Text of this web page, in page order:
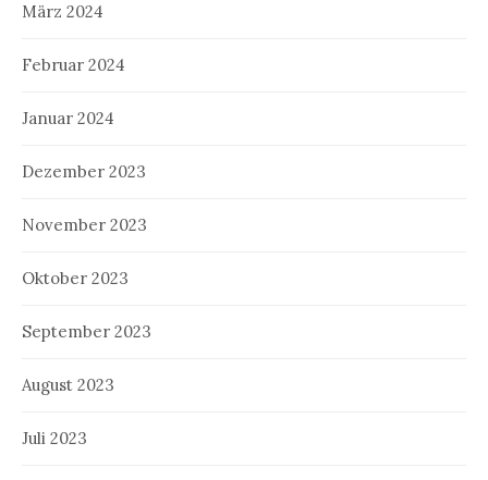
März 2024
Februar 2024
Januar 2024
Dezember 2023
November 2023
Oktober 2023
September 2023
August 2023
Juli 2023